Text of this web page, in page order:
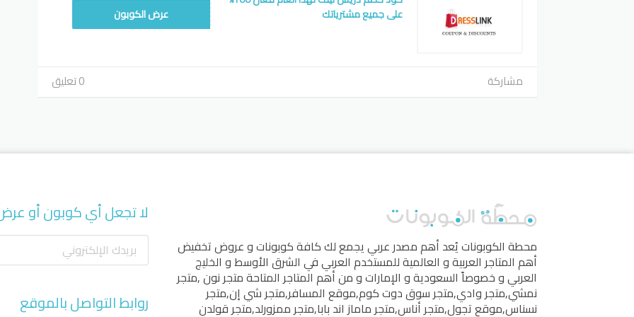
على جميع مشترياتك
DLAPR2عرض الكوبون
مشاركة 0 تعليق
محطة الكوبوناتيُعد أهم مصدر عربي يجمع لك كافة كوبونات و عروض تخفيض
أهم المتاجر العربية و العالمية للمستخدم العربي في الشرق الأوسط و الخليج
العربي و خصوصاً السعودية و الإمارات و من أهم المتاجر المتاحةمتجر نون,متجر
نمشي,متجر وادي,متجر سوق دوت كوم,موقع المسافر,متجر شي إن,متجر
نسناس,موقع تجول,متجر أناس,متجر ماماز اند بابا,متجر ممزورلد,متجر قولدن
لا تجعل أي كوبون أو
روابط التواصل بالموقع